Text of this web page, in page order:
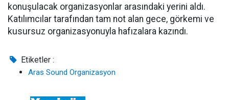
konuşulacak organizasyonlar arasındaki yerini aldı.
Katılımcılar tarafından tam not alan gece, görkemi ve
kusursuz organizasyonuyla hafızalara kazındı.
Etiketler :
Aras Sound Organizasyon